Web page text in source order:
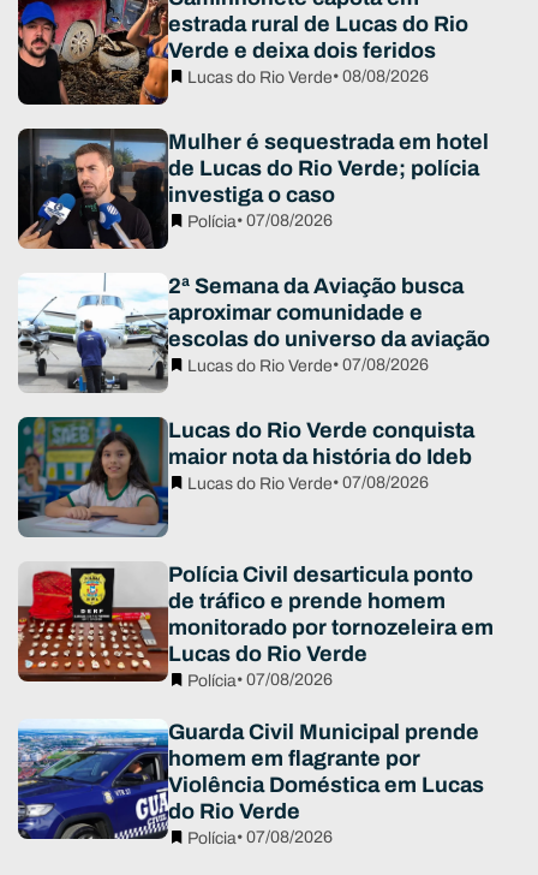
estrada rural de Lucas do Rio
Verde e deixa dois feridos
Lucas do Rio Verde• 08/08/2026
Mulher é sequestrada em hotel
de Lucas do Rio Verde; polícia
investiga o caso
Polícia• 07/08/2026
2ª Semana da Aviação busca
aproximar comunidade e
escolas do universo da aviação
Lucas do Rio Verde• 07/08/2026
Lucas do Rio Verde conquista
maior nota da história do Ideb
Lucas do Rio Verde• 07/08/2026
Polícia Civil desarticula ponto
de tráfico e prende homem
monitorado por tornozeleira em
Lucas do Rio Verde
Polícia• 07/08/2026
Guarda Civil Municipal prende
homem em flagrante por
Violência Doméstica em Lucas
do Rio Verde
Polícia• 07/08/2026